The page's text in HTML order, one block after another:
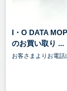
I・O DATA
のお買い取り ...
お客さまよりお電話